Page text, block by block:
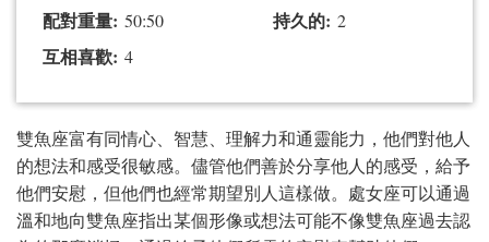
配對重量: 50:50
互相喜歡: 4
持久的: 2
雙魚座富有同情心、智慧、理解力和通靈能力，他們對他人
的想法和感受很敏感。儘管他們善於分享他人的感受，給予
他們安慰，但他們也經常期望別人這樣做。處女座可以通過
溫和地向雙魚座指出某個形像或想法可能不像雙魚座過去認